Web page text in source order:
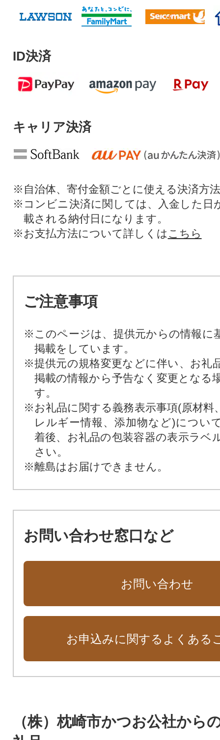
ID決済
キャリア決済
※自治体、寄付金額ごとに使える決済方
※コンビニ決済に関しては、入金した日
載される納付日になります。
※お支払方法について詳しくは こちら
ご注意事項
※このページは、提供元からの情報に
掲載をしています。
※提供元の規格変更などに伴い、お礼
掲載の情報から予告なく変更となる
す。
※お礼品に関する義務表示事項(原材料
レルギー情報、添加物など)につい
着後、お礼品の包装容器の表示ラベ
さい。
※離島はお届けできません。
お問い合わせ窓口など
お問い合わせ
お申込みに関するよくある
（株）枕崎市かつお公社から